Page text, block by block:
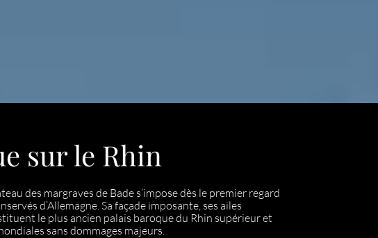
sur le Rhin
des margraves de Bade s’impose dès le premier regard
d’Allemagne. Sa façade imposante, ses ailes
le plus ancien palais baroque du Rhin supérieur et
sans dommages majeurs.